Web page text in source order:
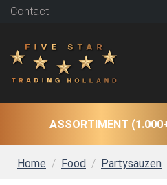
Contact
ASSORTIMENT
Home Food Partysauzen